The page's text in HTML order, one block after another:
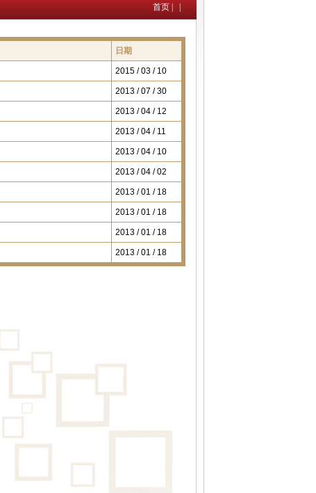
首页
日期
2015 / 03 / 10
2013 / 07 / 30
2013 / 04 / 12
2013 / 04 / 11
2013 / 04 / 10
2013 / 04 / 02
2013 / 01 / 18
2013 / 01 / 18
2013 / 01 / 18
2013 / 01 / 18